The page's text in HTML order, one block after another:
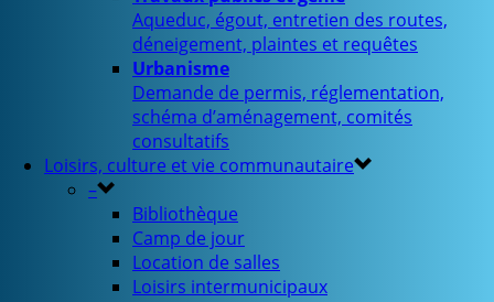
Aqueduc, égout, entretien des routes,
déneigement, plaintes et requêtes
Urbanisme
Demande de permis, réglementation,
schéma d’aménagement, comités
consultatifs
Loisirs, culture et vie communautaire
–
Bibliothèque
Camp de jour
Location de salles
Loisirs intermunicipaux